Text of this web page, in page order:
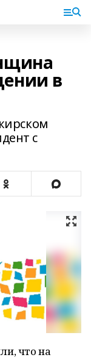
в
с
что на